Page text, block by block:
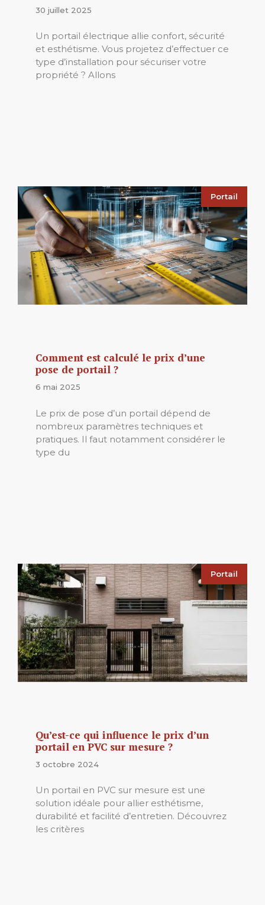
30 juillet 2025
Un portail électrique allie confort, sécurité
et esthétisme. Vous projetez d’effectuer ce
type d’installation pour sécuriser votre
propriété ? Allons
Portail
Comment est calculé le prix d’une
pose de portail ?
6 mai 2025
Le prix de pose d’un portail dépend de
nombreux paramètres techniques et
pratiques. Il faut notamment considérer le
type du
Portail
Qu’est-ce qui influence le prix d’un
portail en PVC sur mesure ?
3 octobre 2024
Un portail en PVC sur mesure est une
solution idéale pour allier esthétisme,
durabilité et facilité d’entretien. Découvrez
les critères